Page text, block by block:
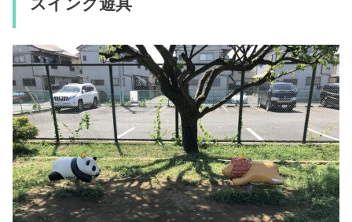
スイング遊具